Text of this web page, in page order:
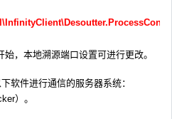
始，本地溯源端口设置可进行更改。
软件进行通信的服务器系统：
）。